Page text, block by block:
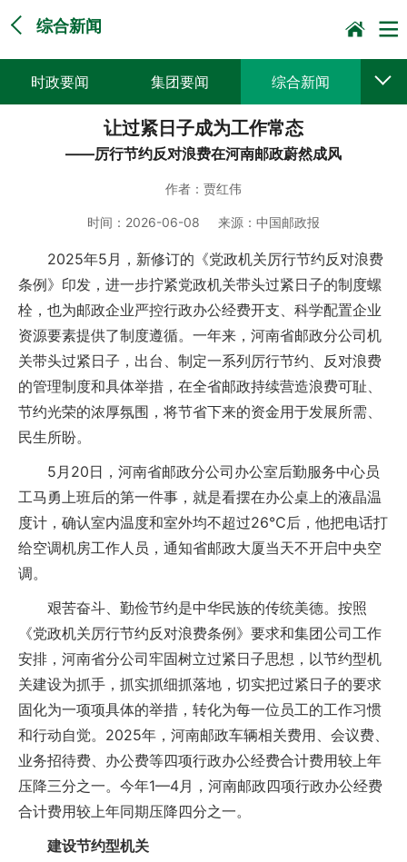
综合新闻
时政要闻 集团要闻 综合新闻
党建动态 普遍服务
集邮报道
让过紧日子成为工作常态
——厉行节约反对浪费在河南邮政蔚然成风
作者： 贾红伟
时间： 2026-06-08 来源： 中国邮政报
2025年5月，新修订的《党政机关厉行节约反对浪费
条例》印发，进一步拧紧党政机关带头过紧日子的制度螺
栓，也为邮政企业严控行政办公经费开支、科学配置企业
资源要素提供了制度遵循。一年来，河南省邮政分公司机
关带头过紧日子，出台、制定一系列厉行节约、反对浪费
的管理制度和具体举措，在全省邮政持续营造浪费可耻、
节约光荣的浓厚氛围，将节省下来的资金用于发展所需、
民生所盼。
5月20日，河南省邮政分公司办公室后勤服务中心员
工马勇上班后的第一件事，就是看摆在办公桌上的液晶温
度计，确认室内温度和室外均不超过26℃后，他把电话打
给空调机房工作人员，通知省邮政大厦当天不开启中央空
调。
艰苦奋斗、勤俭节约是中华民族的传统美德。按照
《党政机关厉行节约反对浪费条例》要求和集团公司工作
安排，河南省分公司牢固树立过紧日子思想，以节约型机
关建设为抓手，抓实抓细抓落地，切实把过紧日子的要求
固化为一项项具体的举措，转化为每一位员工的工作习惯
和行动自觉。2025年，河南邮政车辆相关费用、会议费、
业务招待费、办公费等四项行政办公经费合计费用较上年
压降三分之一。今年1—4月，河南邮政四项行政办公经费
合计费用较上年同期压降四分之一。
建设节约型机关